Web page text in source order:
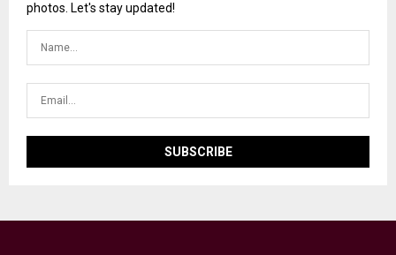
photos. Let's stay updated!